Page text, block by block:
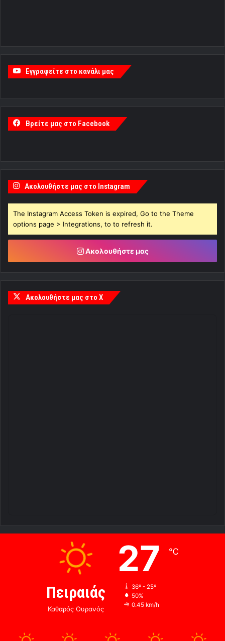
Εγγραφείτε στο κανάλι μας
Βρείτε μας στο Facebook
Ακολουθήστε μας στο Instagram
The Instagram Access Token is expired, Go to the Theme
options page > Integrations, to to refresh it.
Ακολουθήστε μας
Ακολουθήστε μας στο X
Πειραιάς
Καθαρός Ουρανός
27 ℃
36º - 25º
50%
0.45 km/h